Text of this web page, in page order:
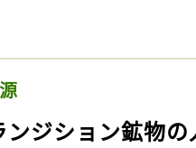
ンジション鉱物